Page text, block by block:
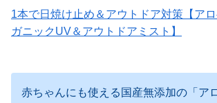
1本で日焼け止め＆アウトドア対策【ア
ガニックUV＆アウトドアミスト】
赤ちゃんにも使える国産無添加の「ア